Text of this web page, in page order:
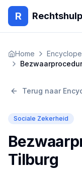
R Rechtshulp
Home
🇳🇱 Nederlands
🇸🇦 العربية
Home
Terug naar
Sociale Zekerheid
Tilburg